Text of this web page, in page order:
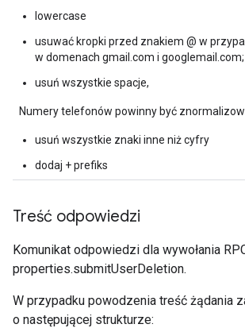
lowercase
usuwać kropki przed znakiem @ w
w domenach gmail.com i googlemail.com;
usuń wszystkie spacje,
Numery telefonów powinny być
usuń wszystkie znaki inne niż cyfry
dodaj + prefiks
Treść odpowiedzi
Komunikat odpowiedzi dla wywołania
properties.submitUserDeletion.
W przypadku powodzenia treść żądania
o następującej strukturze: